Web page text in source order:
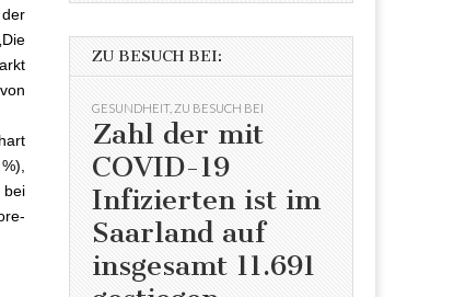
bei
ZU BESUCH BEI:
GESUNDHEIT, ZU BESUCH BEI
Zahl der mit
COVID-19
Infizierten ist im
Saarland auf
insgesamt 11.691